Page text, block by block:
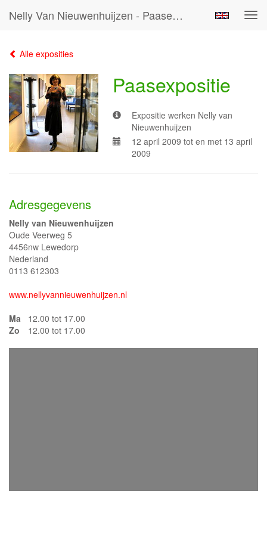
Nelly Van Nieuwenhuijzen - Paasexpositie
Alle exposities
Paasexpositie
Expositie werken Nelly van
Nieuwenhuijzen
12 april 2009 tot en met 13 april
2009
Adresgegevens
Nelly van Nieuwenhuijzen
Oude Veerweg 5
4456nw Lewedorp
Nederland
0113 612303
www.nellyvannieuwenhuijzen.nl
Ma
12.00 tot 17.00
Zo
12.00 tot 17.00